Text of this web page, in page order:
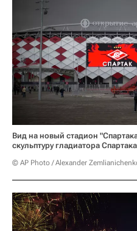
Вид на новый стадион
скульптуру гладиатора
© AP Photo / Alexander